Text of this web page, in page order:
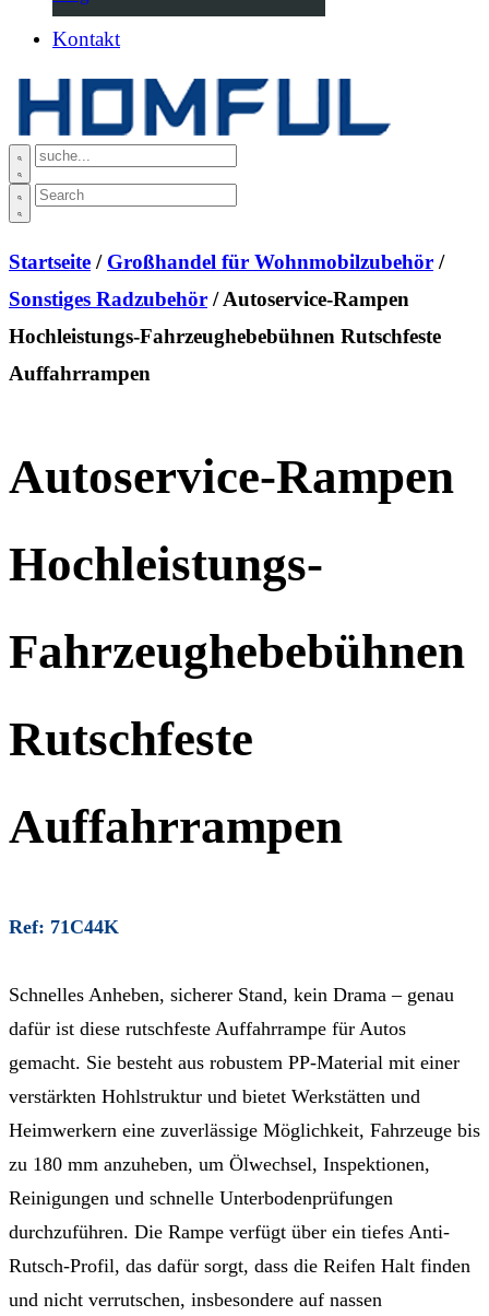
Kontakt
Startseite / Großhandel für Wohnmobilzubehör /
Sonstiges Radzubehör / Autoservice-Rampen
Hochleistungs-Fahrzeughebebühnen Rutschfeste
Auffahrrampen
Autoservice-Rampen
Hochleistungs-
Fahrzeughebebühnen
Rutschfeste
Auffahrrampen
Ref: 71C44K
Schnelles Anheben, sicherer Stand, kein Drama – genau
dafür ist diese rutschfeste Auffahrrampe für Autos
gemacht. Sie besteht aus robustem PP-Material mit einer
verstärkten Hohlstruktur und bietet Werkstätten und
Heimwerkern eine zuverlässige Möglichkeit, Fahrzeuge bis
zu 180 mm anzuheben, um Ölwechsel, Inspektionen,
Reinigungen und schnelle Unterbodenprüfungen
durchzuführen. Die Rampe verfügt über ein tiefes Anti-
Rutsch-Profil, das dafür sorgt, dass die Reifen Halt finden
und nicht verrutschen, insbesondere auf nassen